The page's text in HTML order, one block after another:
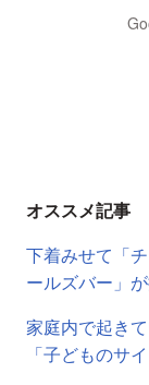
オススメ記事
下着みせて「
ールズバー」
家庭内で起き
「子どものサ